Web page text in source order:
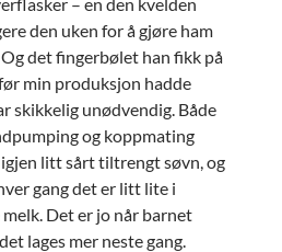
den uken for å gjøre ham
det fingerbølet han fikk på
min produksjon hadde
skikkelig unødvendig. Både
og koppmating
litt sårt tiltrengt søvn, og
gang det er litt lite i
Det er jo når barnet
lages mer neste gang.